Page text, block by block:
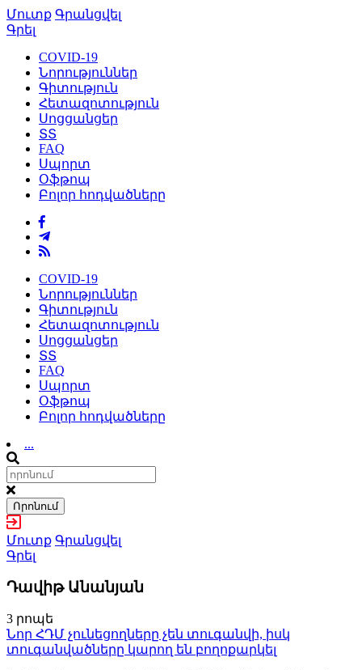
Մուտք Գրանցվել
Գրել
COVID-19
Նորություններ
Գիտություն
Հետազոտություն
Սոցցանցեր
ՏՏ
FAQ
Սպորտ
Օֆթոպ
Բոլոր հոդվածները
COVID-19
Նորություններ
Գիտություն
Հետազոտություն
Սոցցանցեր
ՏՏ
FAQ
Սպորտ
Օֆթոպ
Բոլոր հոդվածները
...
Որոնում
Մուտք Գրանցվել
Գրել
Դավիթ Անանյան
3 րոպե
Նոր ՀԴՄ չունեցողները չեն տուգանվի, իսկ
տուգանվածները կարող են բողոքարկել